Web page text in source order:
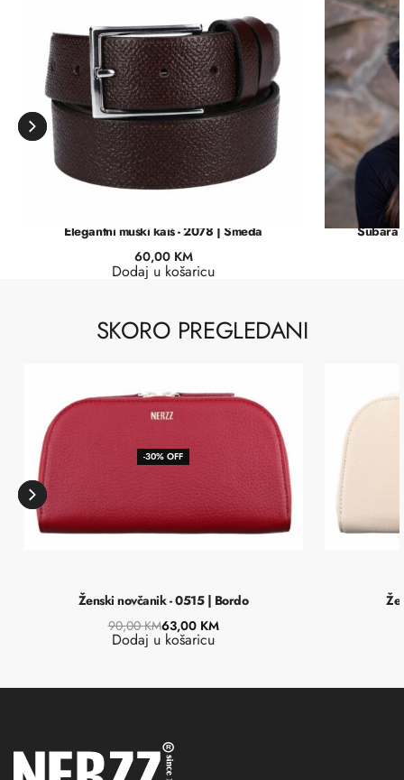
Elegantni muški kaiš - 2078 | Smeđa
60,00 KM
Dodaj u košaricu
Šubara
SKORO PREGLEDANI
-30% OFF
Ženski novčanik - 0515 | Bordo
90,00KM63,00 KM
Dodaj u košaricu